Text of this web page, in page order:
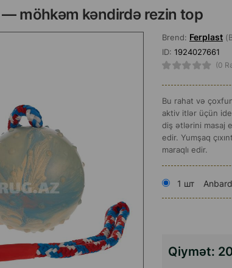
— möhkəm kəndirdə rezin top
Brend: Ferplast
ID: 1924027661
(0
Bu rahat və
aktiv itlər üçün
diş ətlərini masaj
edir. Yumşaq
maraqlı edir.
1 шт
Qiymət: